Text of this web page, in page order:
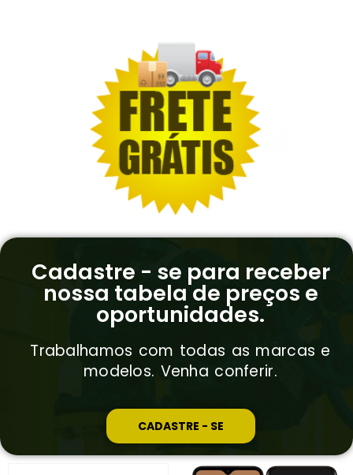
Cadastre - se para receber
nossa tabela de preços e
oportunidades.
Trabalhamos com todas as marcas e
modelos. Venha conferir.
CADASTRE - SE